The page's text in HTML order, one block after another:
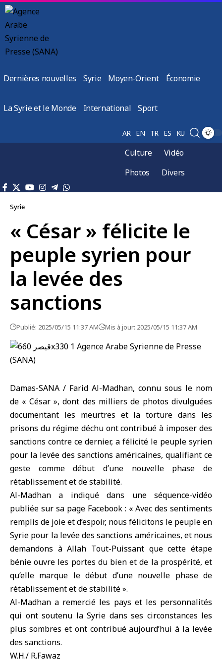
Dernières nouvelles Syrie Moyen-Orient Économie
La Syrie et le Monde International Sport
AR EN TR ES KU
Culture
Vidéo
Photos
Divers
Syrie
« César » félicite le
peuple syrien pour
la levée des
sanctions
Publié: 2025/05/15 11:37 AM Mis à jour: 2025/05/15 11:37 AM
Damas-SANA / Farid Al-Madhan, connu sous le nom
de « César », dont des milliers de photos divulguées
documentant les meurtres et la torture dans les
prisons du régime déchu ont contribué à imposer des
sanctions contre ce dernier, a félicité le peuple syrien
pour la levée des sanctions américaines, qualifiant ce
geste comme début d’une nouvelle phase de
rétablissement et de stabilité.
Al-Madhan a indiqué dans une séquence-vidéo
publiée sur sa page Facebook : « Avec des sentiments
remplis de joie et d’espoir, nous félicitons le peuple en
Syrie pour la levée des sanctions américaines, et nous
demandons à Allah Tout-Puissant que cette étape
bénie ouvre les portes du bien et de la prospérité, et
qu’elle marque le début d’une nouvelle phase de
rétablissement et de stabilité ».
Al-Madhan a remercié les pays et les personnalités
qui ont soutenu la Syrie dans ses circonstances les
plus sombres et ont contribué aujourd’hui à la levée
des sanctions.
W.H./ R.Fawaz